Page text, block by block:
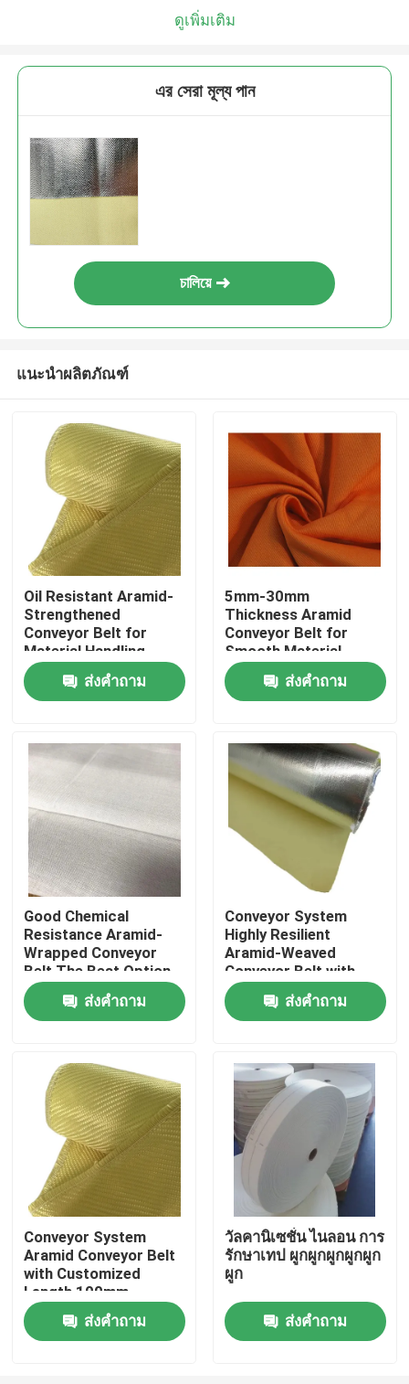
บ้าน
สินค้า
วิดีโอ
เกี่ยวกับเรา
ทัวร์โรงงาน
ควบคุมคุณภาพ
ติดต่อเรา
ขอใบเสนอราคา
ผ้าเมตาอารามิด
ดูเพิ่มเติม
এর সেরা মূল্য পান
চালিয়ে
แนะนำผลิตภัณฑ์
Oil Resistant Aramid-
Strengthened
Conveyor Belt for
Material Handling
Applications
ส่งคำถาม
5mm-30mm
Thickness Aramid
Conveyor Belt for
Smooth Material
Transport in Conveyor
Systems ส่งคำถาม
Good Chemical
Resistance Aramid-
Wrapped Conveyor
Belt The Best Option
for Flat Belt
ส่งคำถาม
Conveyor System
Highly Resilient
Aramid-Weaved
Conveyor Belt with
Excellent Abrasion
Resistanceส่งคำถาม
Conveyor System
Aramid Conveyor Belt
with Customized
Length 100mm-
2000mm Width
ส่งคำถาม
วัลคานิเซชั่น ไนลอน การ
รักษาเทป ผูกผูกผูกผูกผูก
ผูก
ส่งคำถาม